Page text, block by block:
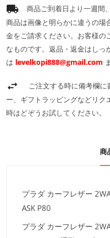
商品ご到着日より一週間
商品は画像と明らかに違うの場
金をご請求ください。お客様の
なものです。返品・返金はし
は levelkopi888@gmail.com
ご注文する時に備考欄
ー、ギフトラッピングなどリ
時はどぞうお試してください。
商
プラダ カーフレザー
ASK P80
プラダ カーフレザー